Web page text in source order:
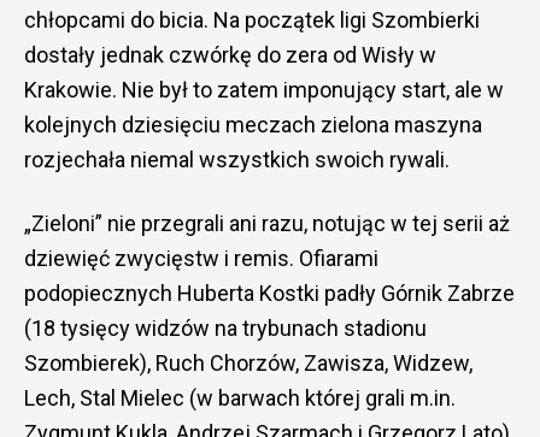
chłopcami do bicia. Na początek ligi Szombierki
dostały jednak czwórkę do zera od Wisły w
Krakowie. Nie był to zatem imponujący start, ale w
kolejnych dziesięciu meczach zielona maszyna
rozjechała niemal wszystkich swoich rywali.
„Zieloni” nie przegrali ani razu, notując w tej serii aż
dziewięć zwycięstw i remis. Ofiarami
podopiecznych Huberta Kostki padły Górnik Zabrze
(18 tysięcy widzów na trybunach stadionu
Szombierek), Ruch Chorzów, Zawisza, Widzew,
Lech, Stal Mielec (w barwach której grali m.in.